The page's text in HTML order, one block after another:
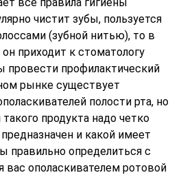
чистит зубы, пользуется
(зубной нитью), то в
приходит к стоматологу
провести профилактический
рынке существует
полости рта, но
продукта надо четко
и какой имеет
правильно определиться с
вас ополаскивателем ротовой